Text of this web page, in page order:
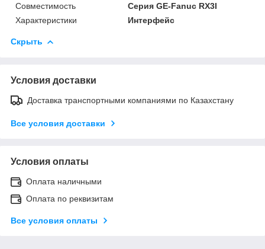
Совместимость
Серия GE-Fanuc RX3I
Характеристики
Интерфейс
Скрыть
Условия доставки
Доставка транспортными компаниями по Казахстану
Все условия доставки
Условия оплаты
Оплата наличными
Оплата по реквизитам
Все условия оплаты